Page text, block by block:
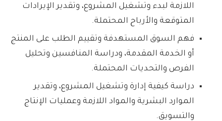
اللازمة لبدء وتشغيل المشروع، وتقدير الإيرادات
المتوقعة والأرباح المحتملة.
فهم السوق المستهدفة وتقييم الطلب على المنتج
أو الخدمة المقدمة، ودراسة المنافسين وتحليل
الفرص والتحديات المحتملة.
دراسة كيفية إدارة وتشغيل المشروع، وتقدير
الموارد البشرية والمواد اللازمة وعمليات الإنتاج
والتسويق.